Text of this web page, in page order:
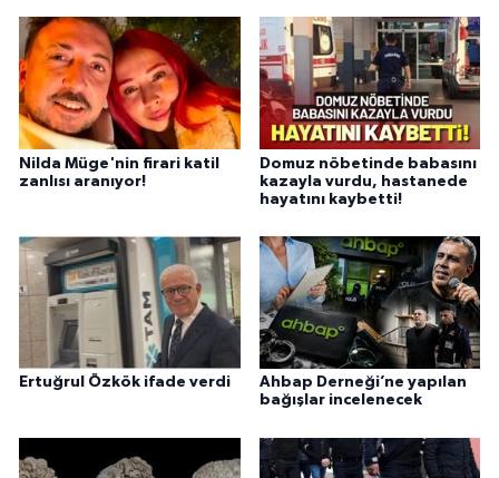
Nilda Müge'nin firari katil
zanlısı aranıyor!
Domuz nöbetinde babasını
kazayla vurdu, hastanede
hayatını kaybetti!
Ertuğrul Özkök ifade verdi
Ahbap Derneği’ne yapılan
bağışlar incelenecek